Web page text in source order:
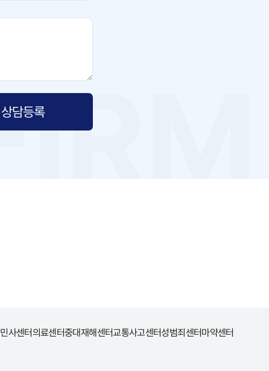
상담등록
민사센터의료센터중대재해센터교통사고센터성범죄센터마약센터